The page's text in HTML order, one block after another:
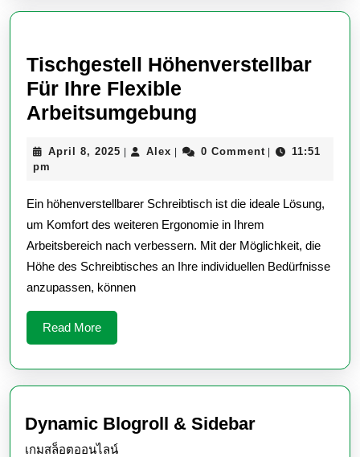
Tischgestell Höhenverstellbar
Für Ihre Flexible
Arbeitsumgebung
Für
Flexible
April 8, 2025 April
| Alex Alex
| 0 Comment |
11:51
pm
Ein höhenverstellbarer Schreibtisch ist die ideale Lösung,
um Komfort des weiteren Ergonomie in Ihrem
Arbeitsbereich nach verbessern. Mit der Möglichkeit, die
Höhe des Schreibtisches an Ihre individuellen Bedürfnisse
anzupassen, können
Read MoreRead
More
Dynamic Blogroll & Sidebar
เกมสล็อตออนไลน์